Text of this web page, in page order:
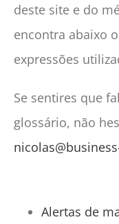
deste site e do
encontra abaixo
expressões
Se sentires que
glossário, não
Alertas de